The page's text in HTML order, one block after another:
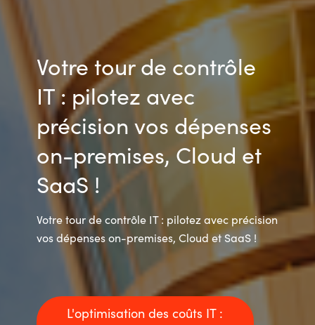
Votre tour de contrôle
IT : pilotez avec
précision vos dépenses
on-premises, Cloud et
SaaS !
Votre tour de contrôle IT : pilotez avec précision
vos dépenses on-premises, Cloud et SaaS !
L'optimisation des coûts IT :